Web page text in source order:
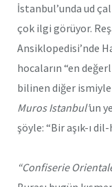
İstanbul’unda ud
çok ilgi görüyor.
Ansiklopedisi’nde
hocaların “en
bilinen diğer
Muros Istanbul’un
şöyle: “Bir aşık-ı
“Confiserie